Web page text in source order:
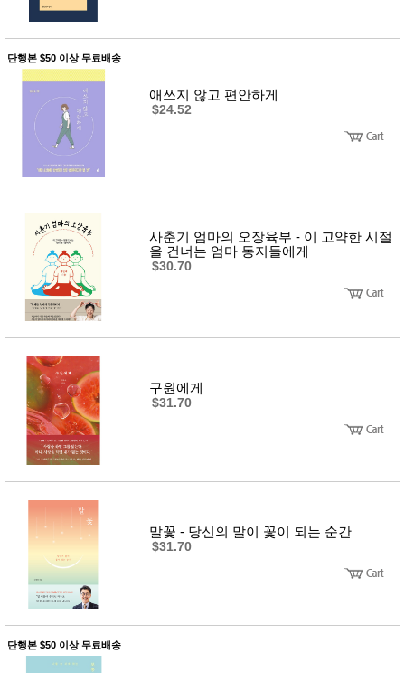
헤어케
어/염색
바디케
어/향수
남성화
장품
미용제
주방가
계절/생
활가전
건강가
명품식
기브랜
보관용
기
조리용
품
주방소
품
즉석가
공식품
쌀/잡곡/
면류
양념/소
스/가루
건조식
품
농산품
놀이방
매트
유아 보
드(칠
판)
조형물
DIY
유아 이
유식
단행본 $50 이상 무료배송
애쓰지 않고 편안하게
$24.52
사춘기 엄마의 오장육부 - 이 고약한 시절
을 건너는 엄마 동지들에게
$30.70
구원에게
$31.70
말꽃 - 당신의 말이 꽃이 되는 순간
$31.70
단행본 $50 이상 무료배송